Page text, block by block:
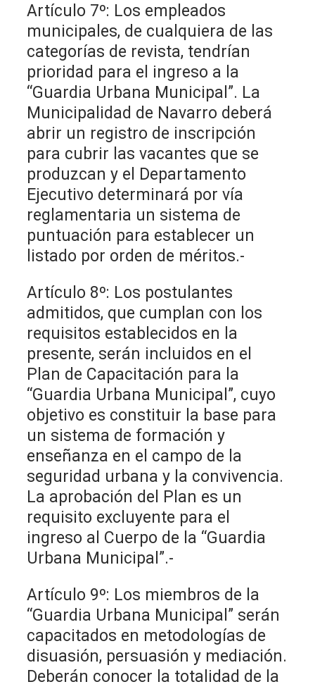
Artículo 7º: Los empleados
municipales, de cualquiera de las
categorías de revista, tendrían
prioridad para el ingreso a la
“Guardia Urbana Municipal”. La
Municipalidad de Navarro deberá
abrir un registro de inscripción
para cubrir las vacantes que se
produzcan y el Departamento
Ejecutivo determinará por vía
reglamentaria un sistema de
puntuación para establecer un
listado por orden de méritos.-
Artículo 8º: Los postulantes
admitidos, que cumplan con los
requisitos establecidos en la
presente, serán incluidos en el
Plan de Capacitación para la
“Guardia Urbana Municipal”, cuyo
objetivo es constituir la base para
un sistema de formación y
enseñanza en el campo de la
seguridad urbana y la convivencia.
La aprobación del Plan es un
requisito excluyente para el
ingreso al Cuerpo de la “Guardia
Urbana Municipal”.-
Artículo 9º: Los miembros de la
“Guardia Urbana Municipal” serán
capacitados en metodologías de
disuasión, persuasión y mediación.
Deberán conocer la totalidad de la